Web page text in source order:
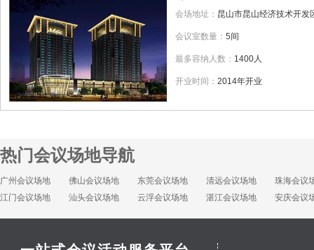
会场地址： 昆山市昆山经济技术开发
会议室数量： 5间
最多容纳人数： 1400人
开业时间： 2014年开业
热门会议场地导航
广州会议场地 佛山会议场地 东莞会议场地 清远会议场地
珠海会议
江门会议场地
汕头会议场地 云浮会议场地 湛江会议场地 安庆会议